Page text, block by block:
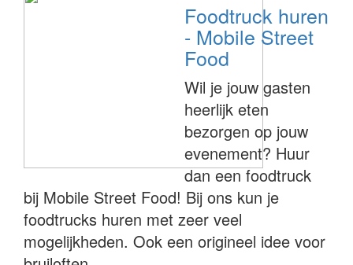
Foodtruck huren
- Mobile Street
Food
Wil je jouw gasten
heerlijk eten
bezorgen op jouw
evenement? Huur
dan een foodtruck
bij Mobile Street Food! Bij ons kun je
foodtrucks huren met zeer veel
mogelijkheden. Ook een origineel idee voor